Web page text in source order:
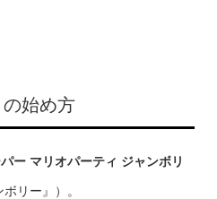
の始め方
ー マリオパーティ ジャンボリ
リー』）。